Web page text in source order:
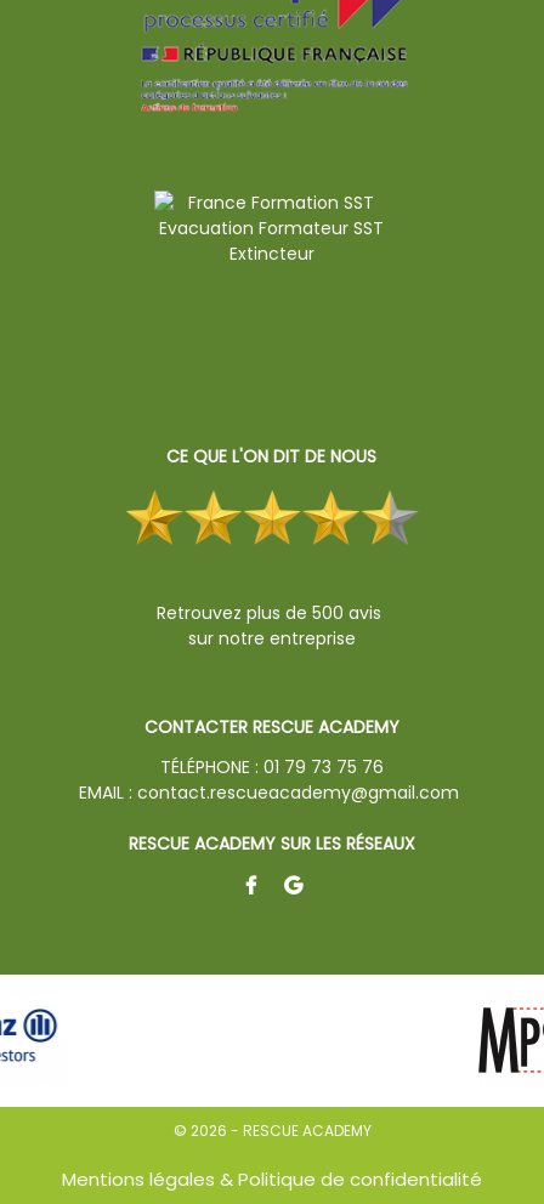
CE QUE L'ON DIT DE NOUS
Retrouvez plus de 500 avis
sur notre entreprise
CONTACTER RESCUE ACADEMY
TÉLÉPHONE : 01 79 73 75 76
EMAIL :contact.rescueacademy@gmail.com
RESCUE ACADEMY SUR LES RÉSEAUX
© 2026 - RESCUE ACADEMY
Mentions légales & Politique de confidentialité